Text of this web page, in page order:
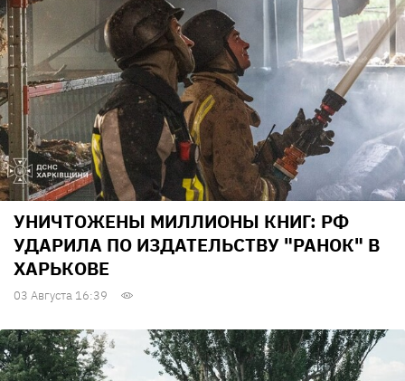
УНИЧТОЖЕНЫ МИЛЛИОНЫ КНИГ: РФ
УДАРИЛА ПО ИЗДАТЕЛЬСТВУ "РАНОК" В
ХАРЬКОВЕ
03 Августа 16:39